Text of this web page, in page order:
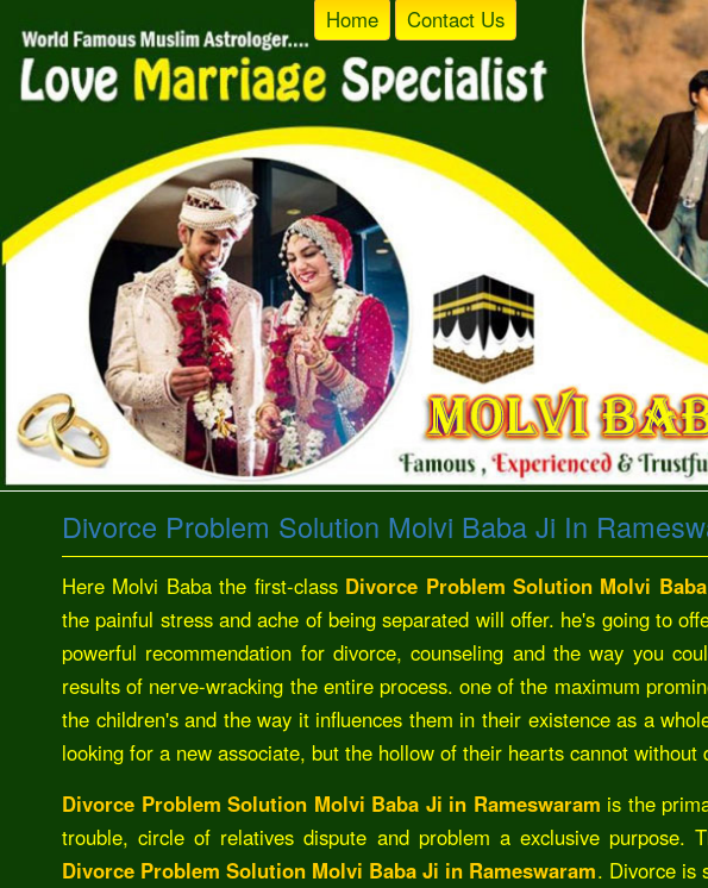
Home Contact Us
Divorce Problem Solution Molvi Baba Ji In
Here Molvi Baba the first-class Divorce Problem Solution Molvi
the painful stress and ache of being separated will offer. he's going to
powerful recommendation for divorce, counseling and the way you
results of nerve-wracking the entire process. one of the maximum
the children's and the way it influences them in their existence as a
looking for a new associate, but the hollow of their hearts cannot without
Divorce Problem Solution Molvi Baba Ji in Rameswaram is the
trouble, circle of relatives dispute and problem a exclusive
Divorce Problem Solution Molvi Baba Ji in Rameswaram. Divorce is